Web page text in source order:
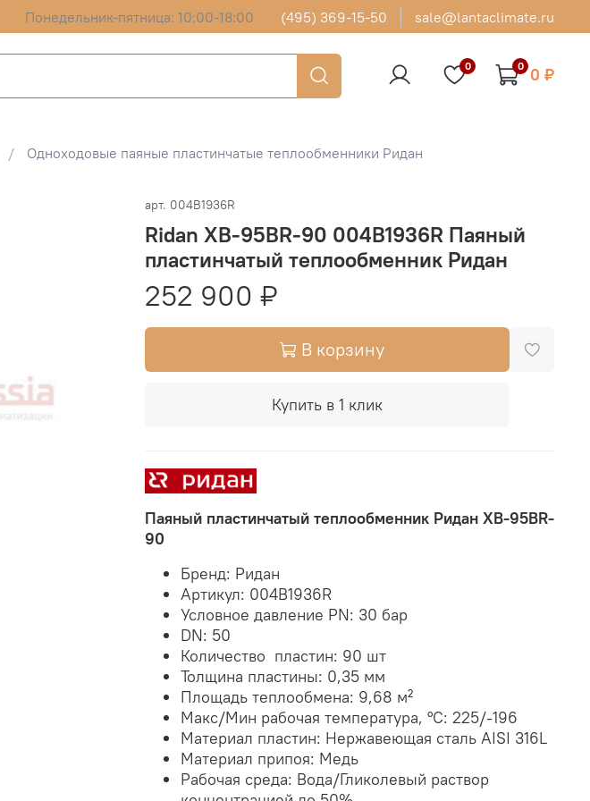
Понедельник-пятница: 10:00-18:00 (495) 369-15-50 sale@lantaclimate.ru
0 0 0 ₽
Одноходовые паяные пластинчатые теплообменники Ридан
арт. 004B1936R
Ridan XB-95BR-90 004B1936R Паяный
пластинчатый теплообменник Ридан
252 900 ₽
В корзину
Купить в 1 клик
Паяный пластинчатый теплообменник Ридан XB-95BR-
90
Бренд: Ридан
Артикул: 004B1936R
Условное давление PN: 30 бар
DN: 50
Количество пластин: 90 шт
Толщина пластины: 0,35 мм
Площадь теплообмена: 9,68 м²
Макс/Мин рабочая температура, °С: 225/-196
Материал пластин: Нержавеющая сталь AISI 316L
Материал припоя: Медь
Рабочая среда: Вода/Гликолевый раствор